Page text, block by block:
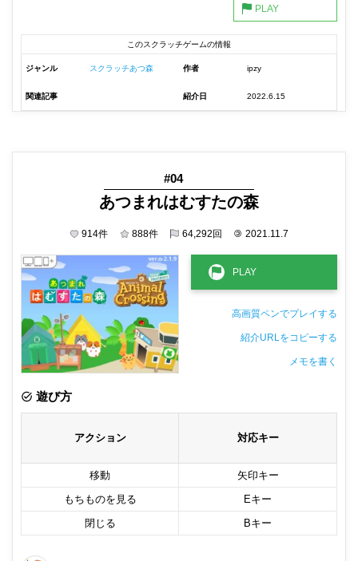
このスクラッチゲームの情報
ジャンル スクラッチあつ森 作者 ipzy
関連記事 紹介日 2022.6.15
#04
あつまれはむすたの森
914件 888件 64,292 回 © 2021.11.7
高画質ペンでプレイする
紹介URLをコピーする
メモを書く
遊び方
アクション 対応キー
移動
矢印キー
もちものを見る
Eキー
閉じる
Bキー